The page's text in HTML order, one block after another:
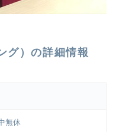
グ）の詳細情報
無休